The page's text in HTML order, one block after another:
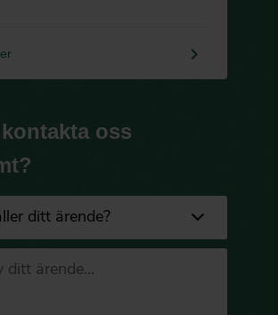
keyboard_arrow_right
oss